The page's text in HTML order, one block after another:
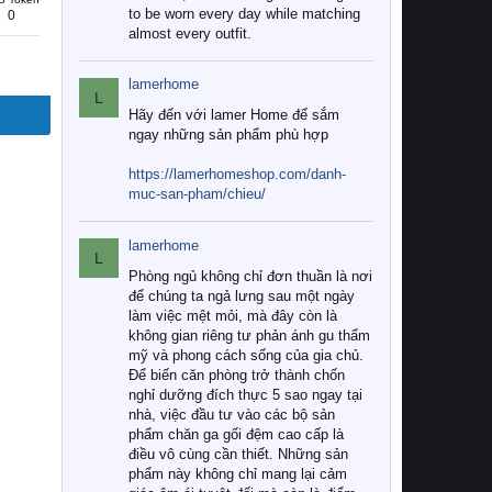
0
to be worn every day while matching
almost every outfit.
L
lamerhome
Hãy đến với lamer Home để sắm
ngay những sản phẩm phù hợp
https://lamerhomeshop.com/danh-
muc-san-pham/chieu/
L
lamerhome
Phòng ngủ không chỉ đơn thuần là nơi
để chúng ta ngả lưng sau một ngày
làm việc mệt mỏi, mà đây còn là
không gian riêng tư phản ánh gu thẩm
mỹ và phong cách sống của gia chủ.
Để biến căn phòng trở thành chốn
nghỉ dưỡng đích thực 5 sao ngay tại
nhà, việc đầu tư vào các bộ sản
phẩm chăn ga gối đệm cao cấp là
điều vô cùng cần thiết. Những sản
phẩm này không chỉ mang lại cảm